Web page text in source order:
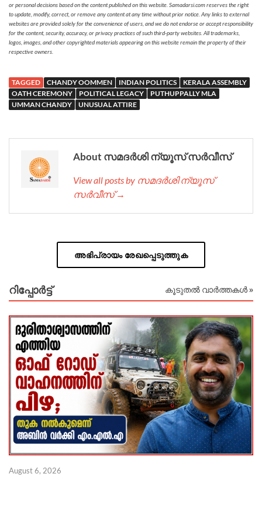
or personal decisions based on the content published on this website. Samadarsi.com reserves the right
to update, modify, correct, or remove any content at any time without prior notice. Any links to external
websites are provided solely for the convenience of users, and we do not endorse or accept responsibility
for the content, security, accuracy, or privacy practices of such third-party websites. All trademarks,
logos, images, and other copyrighted materials appearing on this website remain the property of their
respective owners.
TAGGED CHANDY OOMMEN INDIAN POLITICS
KERALA ASSEMBLY
OATH CEREMONY
POLITICAL LEGACY
PUTHUPPALLY MLA
UMMAN CHANDY
UNUSUAL ATTIRE
About സമദർശി ന്യൂസ് സർവീസ്
View all posts by സമദർശി ന്യൂസ്
സർവീസ് →
അഭിപ്രായം രേഖപ്പെടുത്തുക
റിപ്പോര്‍ട്ട് കൂടുതൽ വാർത്തകൾ »
August 6, 2026